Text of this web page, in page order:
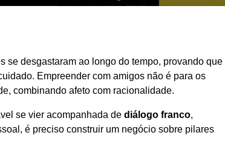
se desgastaram ao longo do tempo, provando que
Empreender com amigos não é para os
combinando afeto com racionalidade.
se vier acompanhada de diálogo franco,
é preciso construir um negócio sobre pilares